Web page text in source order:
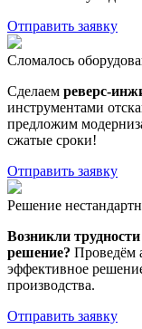
Отправить заявку
Сломалось
Сделаем реверс-
инструментами
предложим
сжатые сроки!
Отправить заявку
Решение
Возникли
решение? Проведём
эффективное
производства.
Отправить заявку